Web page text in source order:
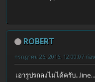
ROBERT
กรกฎาคม 26, 2016, 12:00:07 ก่อ
เอารูปรถลงไม่ได้ครับ